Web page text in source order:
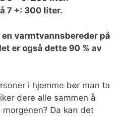
7 +: 300 liter.
varmtvannsbereder på
er også dette 90 % av
i hjemme bør man ta
dere alle sammen å
Da kan det